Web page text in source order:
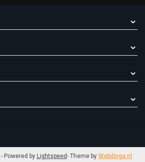
- Powered by Lightspeed- Theme by Webdinge.nl